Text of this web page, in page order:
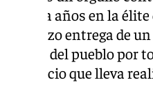
ya lleva años en la
se hizo entrega de
del pueblo por
sacrificio que lleva